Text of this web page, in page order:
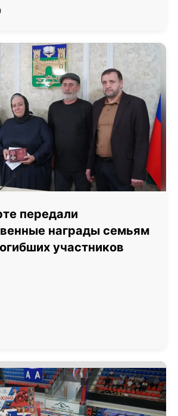
передали
награды семьям
участников